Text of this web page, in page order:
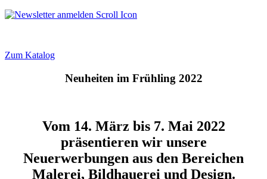
Zum Katalog
Neuheiten im Frühling 2022
Vom 14. März bis 7. Mai 2022
präsentieren wir unsere
Neuerwerbungen aus den Bereichen
Malerei, Bildhauerei und Design.